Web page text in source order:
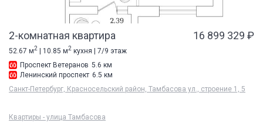
2-комнатная квартира 16 899 329 ₽
52.67 м2 | 10.85 м2 кухня | 7/9 этаж
Проспект Ветеранов 5.6 км
Ленинский проспект 6.5 км
Санкт-Петербург, Красносельский район, Тамбасова ул., строение 1, 5
Квартиры - улица Тамбасова